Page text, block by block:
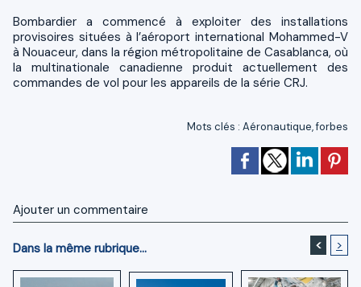
Bombardier a commencé à exploiter des installations
provisoires situées à l’aéroport international Mohammed-V
à Nouaceur, dans la région métropolitaine de Casablanca, où
la multinationale canadienne produit actuellement des
commandes de vol pour les appareils de la série CRJ.
Mots clés : Aéronautique,forbes
Ajouter un commentaire
Dans la même rubrique... < >